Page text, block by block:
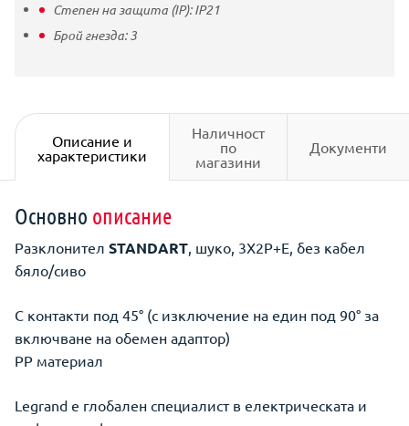
Степен на защита (IP):IP21
Брой гнезда:3
Описание и
характеристики
Наличност
по
магазини
Документи
Основно описание
Разклонител STANDART, шуко, 3X2P+E, без кабел
бяло/сиво
С контакти под 45° (с изключение на един под 90° за
включване на обемен адаптор)
РР материал
Legrand е глобален специалист в електрическата и